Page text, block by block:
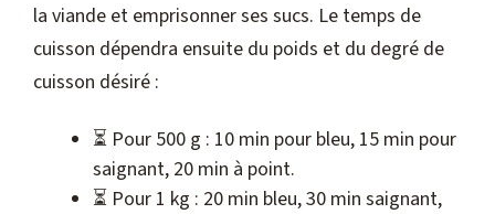
la viande et emprisonner ses sucs. Le temps de
cuisson dépendra ensuite du poids et du degré de
cuisson désiré :
⏳ Pour 500 g : 10 min pour bleu, 15 min pour
saignant, 20 min à point.
⏳ Pour 1 kg : 20 min bleu, 30 min saignant,